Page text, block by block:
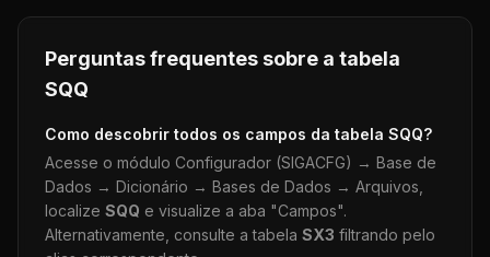
Perguntas frequentes sobre a tabela
SQQ
Como descobrir todos os campos da tabela SQQ?
Acesse o módulo Configurador (SIGACFG) → Base de
Dados → Dicionário → Bases de Dados → Arquivos,
localize SQQ e visualize a aba "Campos".
Alternativamente, consulte a tabela SX3 filtrando pelo